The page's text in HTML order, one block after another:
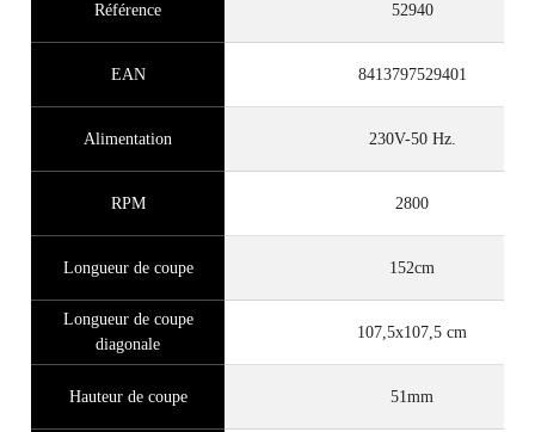
Référence 52940
EAN 8413797529401
Alimentation 230V-50 Hz.
RPM 2800
Longueur de coupe 152cm
Longueur de coupe
diagonale
107,5x107,5 cm
Hauteur de coupe 51mm